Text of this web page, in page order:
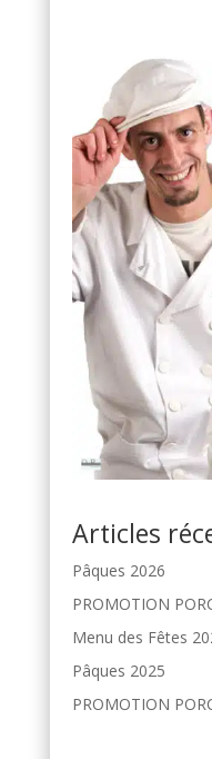
Articles
Pâques 2026
PROMOTION
Menu des Fêtes
Pâques 2025
PROMOTION